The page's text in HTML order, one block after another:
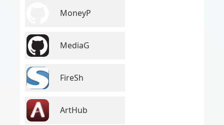
MoneyP
MediaG
FireSh
ArtHub